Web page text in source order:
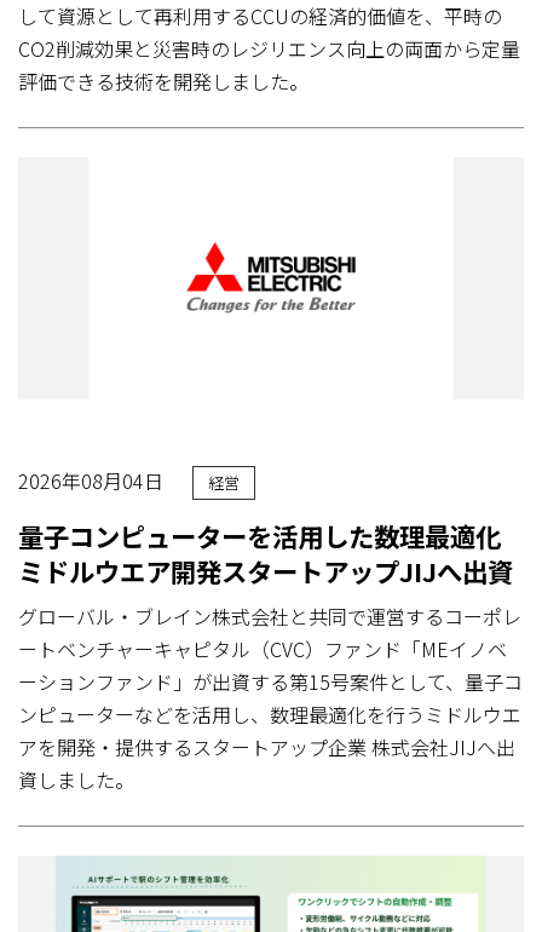
して資源として再利用するCCUの経済的価値を、平時の
CO2削減効果と災害時のレジリエンス向上の両面から定量
評価できる技術を開発しました。
2026年08月04日 経営
量子コンピューターを活用した数理最適化
ミドルウエア開発スタートアップJIJへ出資
グローバル・ブレイン株式会社と共同で運営するコーポレ
ートベンチャーキャピタル（CVC）ファンド「MEイノベ
ーションファンド」が出資する第15号案件として、量子コ
ンピューターなどを活用し、数理最適化を行うミドルウエ
アを開発・提供するスタートアップ企業 株式会社JIJへ出
資しました。